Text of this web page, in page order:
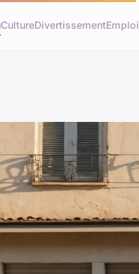
CultureDivertissementEmploi